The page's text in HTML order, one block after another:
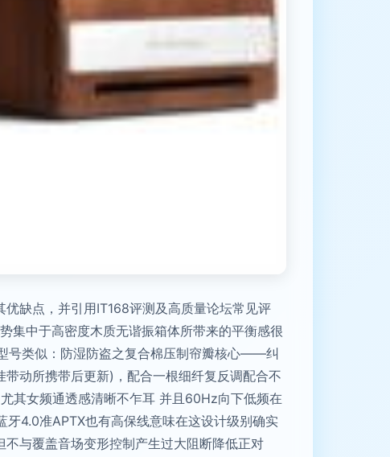
缺点，并引用IT168评测及高质量论坛常见评
集中于高密度木质无谐振箱体所带来的平衡感很
号类似：防湿防盗之复合棉压制帘瓣核心——纠
动所携带后更新)，配合一根细纤复反调配合不
其女频通透感清晰不乍耳 并且60Hz向下低频在
4.0准APTX也有高保线意味在这设计级别确实
与覆盖音场变形控制产生过大阻断降低正对